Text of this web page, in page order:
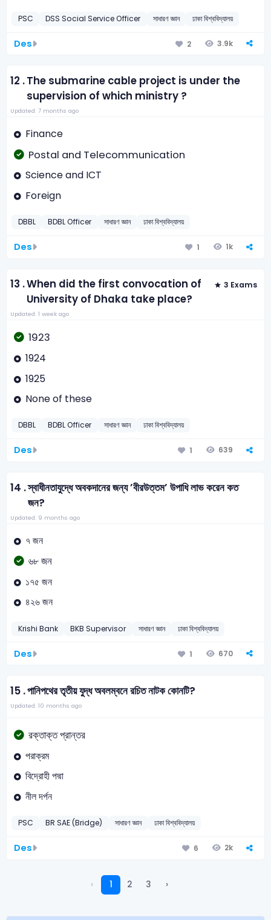
PSC DSS Social Service Officer সাধারণ জ্ঞান ঢাকা বিশ্ববিদ্যালয়
Des 2 3.9k
12 .The submarine cable project is under the
supervision of which ministry ?
Updated: 7 months ago
Finance
Postal and Telecommunication
Science and ICT
Foreign
DBBL BDBL Officer সাধারণ জ্ঞান ঢাকা বিশ্ববিদ্যালয়
Des 1 1k
13 .When did the first convocation of
University of Dhaka take place?
3 Exams
Updated: 1 week ago
1923
1924
1925
None of these
DBBL BDBL Officer সাধারণ জ্ঞান ঢাকা বিশ্ববিদ্যালয়
Des 1 639
14 .স্বাধীনতাযুদ্ধে অবকদানের জন্য ’বীরউত্তম’ উপাধি লাভ করেন কত
জন?
Updated: 9 months ago
৭ জন
৬৮ জন
১৭৫ জন
৪২৬ জন
Krishi Bank BKB Supervisor সাধারণ জ্ঞান ঢাকা বিশ্ববিদ্যালয়
Des 1 670
15 .পানিপথের তৃতীয় যুদ্ধ অবলম্বনে রচিত নাটক কোনটি?
Updated: 10 months ago
রক্তাক্ত প্রান্তর
পরাক্রম
বিদ্রোহী পদ্মা
নীল দর্পন
PSC BR SAE (Bridge) সাধারণ জ্ঞান ঢাকা বিশ্ববিদ্যালয়
Des 6 2k
‹ 1 2 3 ›